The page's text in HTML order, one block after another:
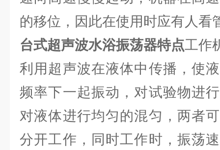
的移位，因此在使用时应有人看
台式超声波水浴振荡器特点工作
利用超声波在液体中传播，使
频率下一起振动，对试验物进
对液体进行均匀的混匀，两者
分开工作，同时工作时，振荡